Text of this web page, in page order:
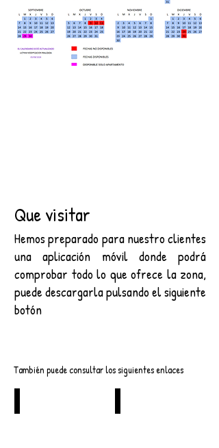
Que visitar
Hemos preparado para nuestro clientes
una aplicación móvil donde podrá
comprobar todo lo que ofrece la zona,
puede descargarla pulsando el siguiente
botón
También puede consultar los siguientes enlaces